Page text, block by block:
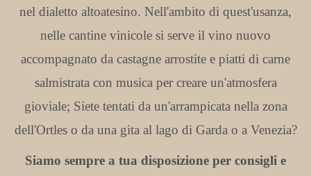
nel dialetto altoatesino. Nell'ambito di quest'usanza,
nelle cantine vinicole si serve il vino nuovo
accompagnato da castagne arrostite e piatti di carne
salmistrata con musica per creare un'atmosfera
gioviale; Siete tentati da un'arrampicata nella zona
dell'Ortles o da una gita al lago di Garda o a Venezia?
Siamo sempre a tua disposizione per consigli e